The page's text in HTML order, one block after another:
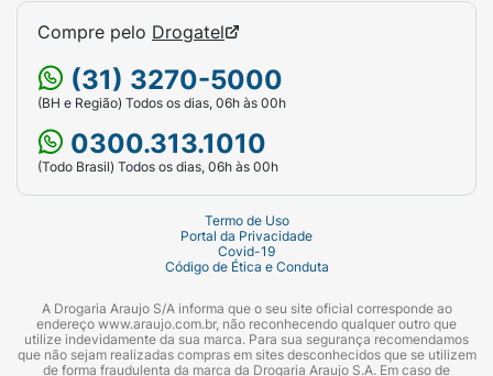
Compre pelo Drogatel
(31) 3270-5000
(BH e Região) Todos os dias, 06h às 00h
0300.313.1010
(Todo Brasil) Todos os dias, 06h às 00h
Termo de Uso
Portal da Privacidade
Covid-19
Código de Ética e Conduta
A Drogaria Araujo S/A informa que o seu site oficial corresponde ao
endereço www.araujo.com.br, não reconhecendo qualquer outro que
utilize indevidamente da sua marca. Para sua segurança recomendamos
que não sejam realizadas compras em sites desconhecidos que se utilizem
de forma fraudulenta da marca da Drogaria Araujo S.A. Em caso de